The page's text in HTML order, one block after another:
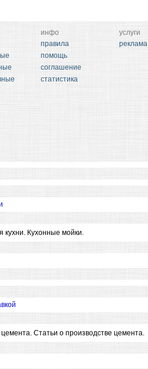
инфо
правила
помощь
соглашение
статистика
услуги
реклама
кухни. Кухонные мойки.
Статьи о производстве цемента.